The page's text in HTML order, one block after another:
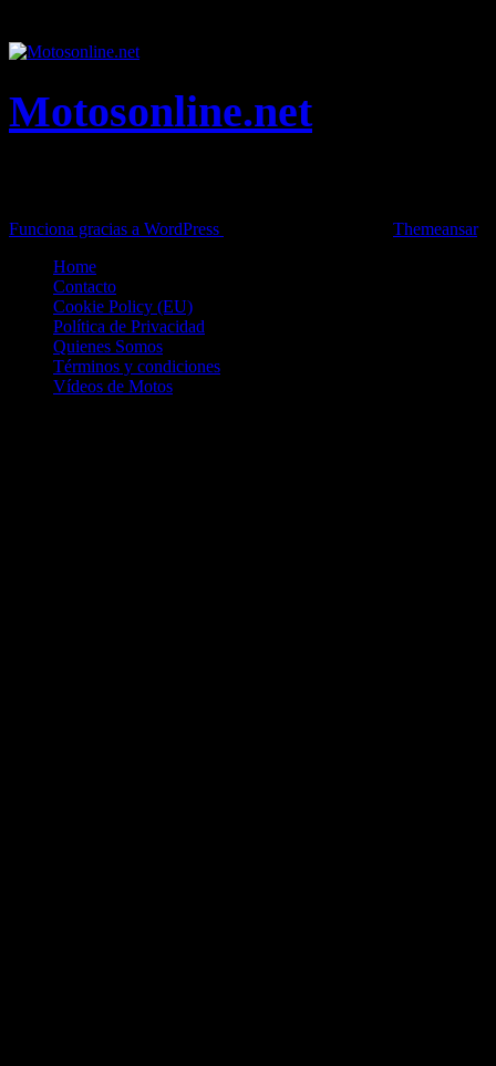
Motosonline.net
Funciona gracias a WordPress
Themeansar.
Home
Contacto
Cookie Policy (EU)
Política de Privacidad
Quienes Somos
Términos y condiciones
Vídeos de Motos